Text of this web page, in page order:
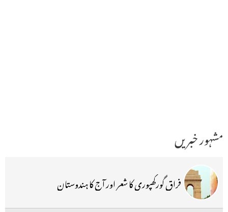
مشہور خبریں
فراق گورکھپوری کا شعر اور آج کا ہندوستان